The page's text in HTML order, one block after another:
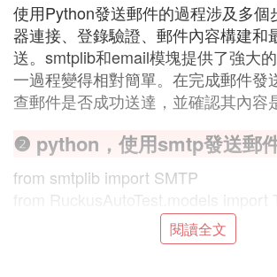
使用Python發送郵件的過程涉及多個
器連接、登錄驗證、郵件內容構建和
送。smtplib和email模塊提供了強大
一過程變得相對簡單。在完成郵件發
查郵件是否成功送達，並確認其內容
❷ python，使用smtp發送郵
from smtplib import SMTP
from RuckusAutoTest.models import
from email.MIMEMultipart import
from email.mime.application import
閱讀全文